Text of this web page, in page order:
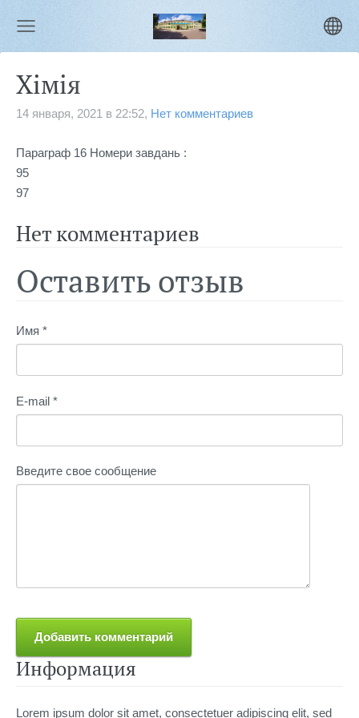
Информация
Lorem ipsum dolor sit amet, consectetuer adipiscing elit, sed
Хімія
14 января, 2021 в 22:52, Нет комментариев
Параграф 16 Номери завдань :
95
97
Нет комментариев
Оставить отзыв
Имя *
E-mail *
Введите свое сообщение